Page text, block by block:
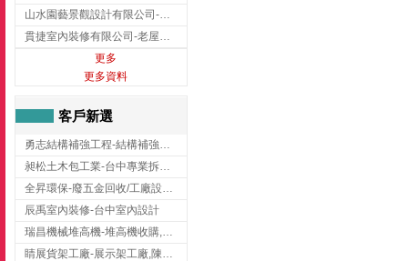
山水園藝景觀設計有限公司-景觀工程,景觀設計,新竹園藝工程,新竹景觀設計
貫捷室內裝修有限公司-老屋翻新工程,台中老屋翻新工程,台中舊屋翻新
更多
更多資料
客戶新選
勇志結構補強工程-結構補強工程 ,桃園結構補強工程,龍潭結構補強工程
昶松土木包工業-台中專業拆除工程/挖土機出租
全昇環保-廢五金回收/工廠設備收購/機械設備回收/高價收購廠房設備
辰禹室內裝修-台中室內設計
瑞昌機械堆高機-堆高機收購,新北市堆高機,桃園堆高機
睛展貨架工廠-展示架工廠,陳列架,台中展示架工廠